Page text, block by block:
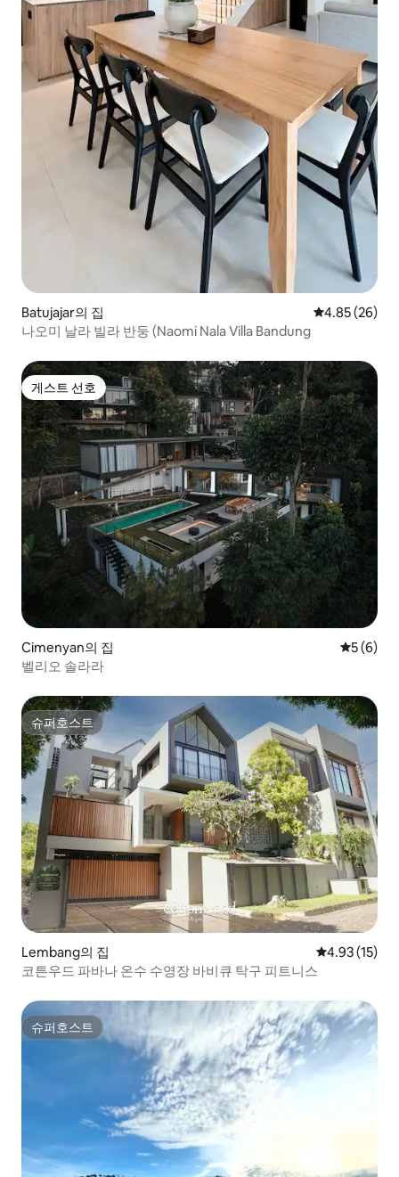
Batujajar의 집 평점 4.85점(5
4.85 (26)
나오미 날라 빌라 반둥 (Naomi Nala Villa Bandung
게스트 선호
게스트 선호
Cimenyan의 집 평점 5점
5 (6)
벨리오 솔라라
슈퍼호스트
슈퍼호스트
Lembang의 집 평점 4.93점
4.93 (15)
코튼우드 파바나 온수 수영장 바비큐 탁구 피트니스
슈퍼호스트
슈퍼호스트